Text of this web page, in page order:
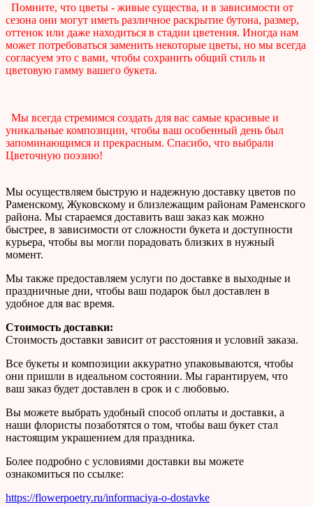
Помните, что цветы - живые существа, и в зависимости от
сезона они могут иметь различное раскрытие бутона, размер,
оттенок или даже находиться в стадии цветения. Иногда нам
может потребоваться заменить некоторые цветы, но мы всегда
согласуем это с вами, чтобы сохранить общий стиль и
цветовую гамму вашего букета.
Мы всегда стремимся создать для вас самые красивые и
уникальные композиции, чтобы ваш особенный день был
запоминающимся и прекрасным. Спасибо, что выбрали
Цветочную поэзию!
Мы осуществляем быструю и надежную доставку цветов по
Раменскому, Жуковскому и близлежащим районам Раменского
района. Мы стараемся доставить ваш заказ как можно
быстрее, в зависимости от сложности букета и доступности
курьера, чтобы вы могли порадовать близких в нужный
момент.
Мы также предоставляем услуги по доставке в выходные и
праздничные дни, чтобы ваш подарок был доставлен в
удобное для вас время.
Стоимость доставки:
Стоимость доставки зависит от расстояния и условий заказа.
Все букеты и композиции аккуратно упаковываются, чтобы
они пришли в идеальном состоянии. Мы гарантируем, что
ваш заказ будет доставлен в срок и с любовью.
Вы можете выбрать удобный способ оплаты и доставки, а
наши флористы позаботятся о том, чтобы ваш букет стал
настоящим украшением для праздника.
Более подробно с условиями доставки вы можете
ознакомиться по ссылке:
https://flowerpoetry.ru/informaciya-o-dostavke